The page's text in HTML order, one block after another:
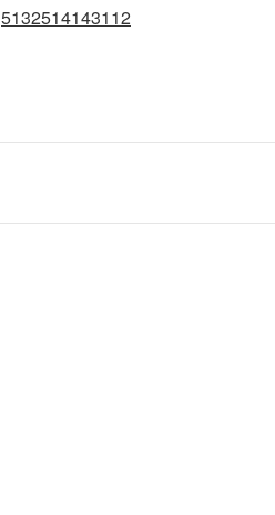
5132514143112